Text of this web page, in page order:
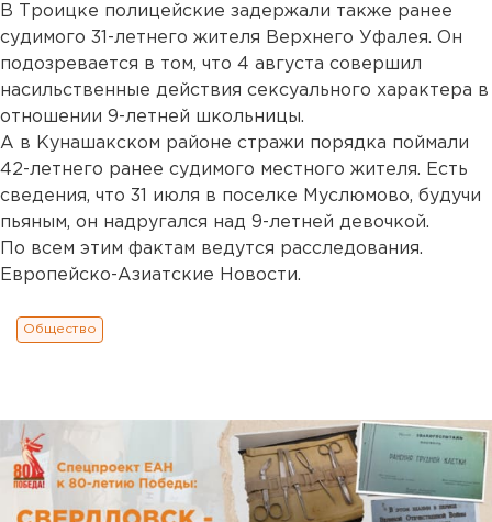
В Троицке полицейские задержали также ранее
судимого 31-летнего жителя Верхнего Уфалея. Он
подозревается в том, что 4 августа совершил
насильственные действия сексуального характера в
отношении 9-летней школьницы.
А в Кунашакском районе стражи порядка поймали
42-летнего ранее судимого местного жителя. Есть
сведения, что 31 июля в поселке Муслюмово, будучи
пьяным, он надругался над 9-летней девочкой.
По всем этим фактам ведутся расследования.
Европейско-Азиатские Новости.
Общество